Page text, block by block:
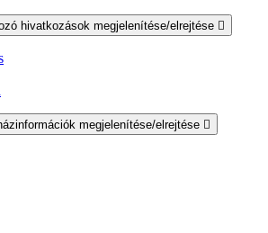
hivatkozások megjelenítése/elrejtése 
megjelenítése/elrejtése 